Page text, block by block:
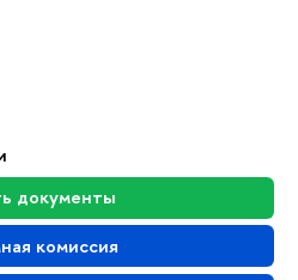
документы
комиссия